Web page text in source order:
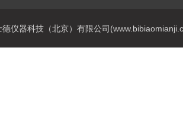
德仪器科技（北京）有限公司